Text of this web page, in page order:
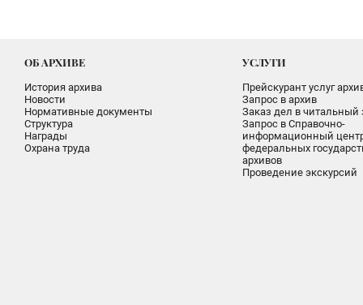
ОБ АРХИВЕ
История архива
Новости
Нормативные документы
Структура
Награды
Охрана труда
УСЛУГИ
Прейскурант услуг
Запрос в архив
Заказ дел в читальный
Запрос в Справочно-
информационный
федеральных
архивов
Проведение экскурсий